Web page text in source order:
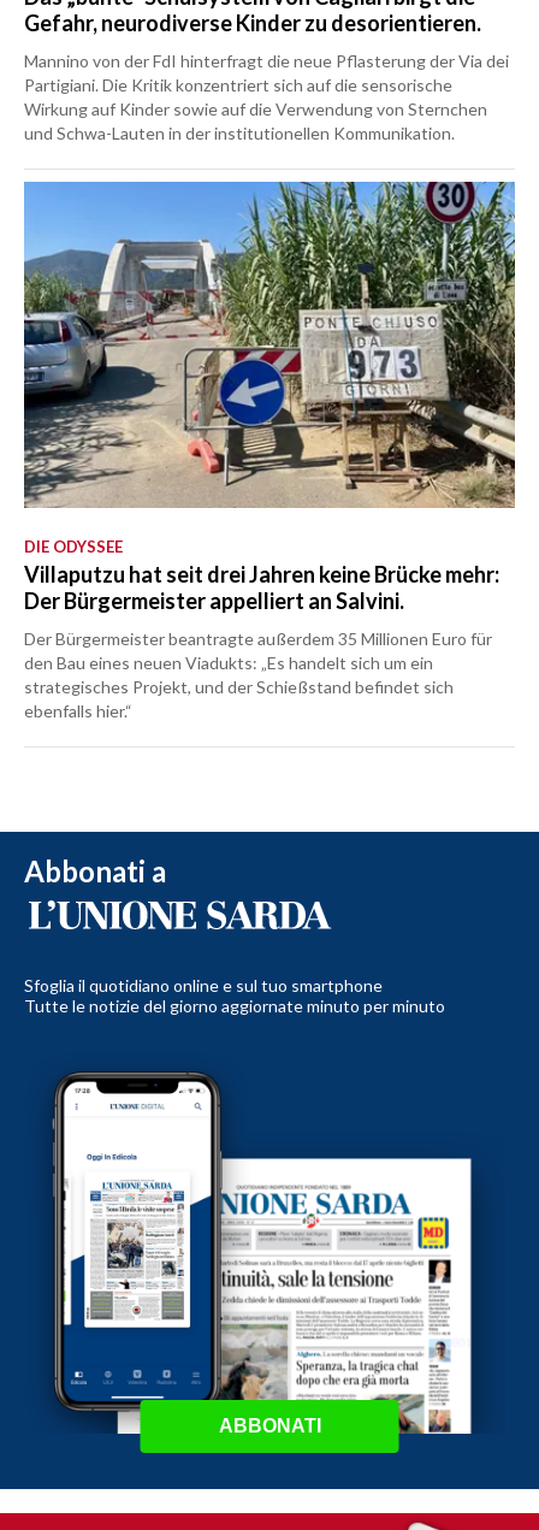
Gefahr, neurodiverse Kinder zu desorientieren.
Mannino von der FdI hinterfragt die neue Pflasterung der Via dei
Partigiani. Die Kritik konzentriert sich auf die sensorische
Wirkung auf Kinder sowie auf die Verwendung von Sternchen
und Schwa-Lauten in der institutionellen Kommunikation.
DIE ODYSSEE
Villaputzu hat seit drei Jahren keine Brücke mehr:
Der Bürgermeister appelliert an Salvini.
Der Bürgermeister beantragte außerdem 35 Millionen Euro für
den Bau eines neuen Viadukts: „Es handelt sich um ein
strategisches Projekt, und der Schießstand befindet sich
ebenfalls hier.“
Abbonati a
Sfoglia il quotidiano online e sul tuo smartphone
Tutte le notizie del giorno aggiornate minuto per minuto
ABBONATI